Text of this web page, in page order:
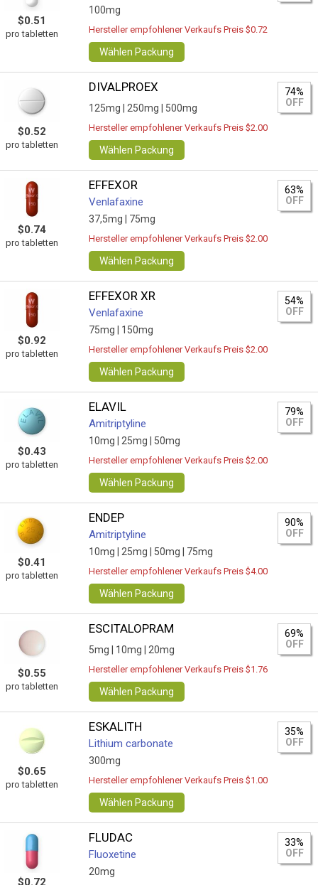
$0.51
pro tabletten
100mg
Hersteller empfohlener Verkaufs Preis $0.72
Wählen Packung
$0.52
pro tabletten
DIVALPROEX
125mg | 250mg | 500mg
74%
OFF
Hersteller empfohlener Verkaufs Preis $2.00
Wählen Packung
$0.74
pro tabletten
EFFEXOR
Venlafaxine
37,5mg | 75mg
63%
OFF
Hersteller empfohlener Verkaufs Preis $2.00
Wählen Packung
$0.92
pro tabletten
EFFEXOR XR
Venlafaxine
75mg | 150mg
54%
OFF
Hersteller empfohlener Verkaufs Preis $2.00
Wählen Packung
$0.43
pro tabletten
ELAVIL
Amitriptyline
10mg | 25mg | 50mg
79%
OFF
Hersteller empfohlener Verkaufs Preis $2.00
Wählen Packung
$0.41
pro tabletten
ENDEP
Amitriptyline
10mg | 25mg | 50mg | 75mg
90%
OFF
Hersteller empfohlener Verkaufs Preis $4.00
Wählen Packung
$0.55
pro tabletten
ESCITALOPRAM
5mg | 10mg | 20mg
69%
OFF
Hersteller empfohlener Verkaufs Preis $1.76
Wählen Packung
$0.65
pro tabletten
ESKALITH
Lithium carbonate
300mg
35%
OFF
Hersteller empfohlener Verkaufs Preis $1.00
Wählen Packung
$0.72
FLUDAC
Fluoxetine
20mg
33%
OFF